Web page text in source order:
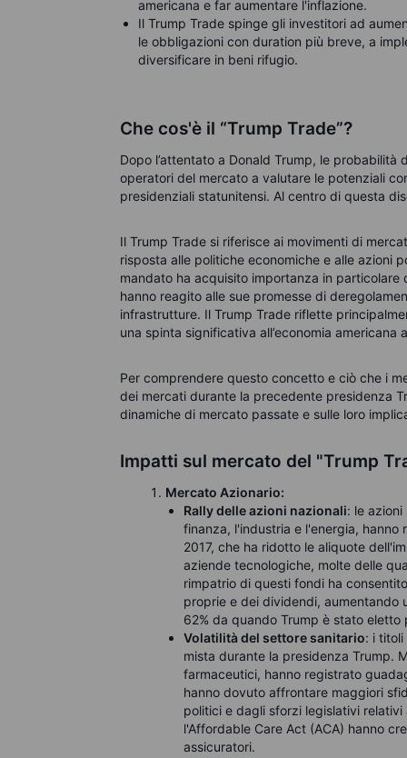
americana e far aumentare l'inflazione.
Il Trump Trade spinge gli investitori ad
le obbligazioni con duration più breve, a
diversificare in beni rifugio.
Che cos'è il “Trump Trade”?
Dopo l’attentato a Donald Trump, le
operatori del mercato a valutare le potenziali
presidenziali statunitensi. Al centro di questa
Il Trump Trade si riferisce ai movimenti di
risposta alle politiche economiche e alle azioni
mandato ha acquisito importanza in
hanno reagito alle sue promesse di
infrastrutture. Il Trump Trade riflette
una spinta significativa all’economia americana
Per comprendere questo concetto e ciò che i
dei mercati durante la precedente presidenza
dinamiche di mercato passate e sulle loro
Impatti sul mercato del "Trump
Mercato Azionario:
Rally delle azioni nazionali: le
finanza, l'industria e l'energia,
2017, che ha ridotto le aliquote
aziende tecnologiche, molte delle
rimpatrio di questi fondi ha
proprie e dei dividendi, aumentando
62% da quando Trump è stato eletto
Volatilità del settore sanitario: i
mista durante la presidenza Trump.
farmaceutici, hanno registrato
hanno dovuto affrontare maggiori
politici e dagli sforzi legislativi
l'Affordable Care Act (ACA) hanno
assicuratori.